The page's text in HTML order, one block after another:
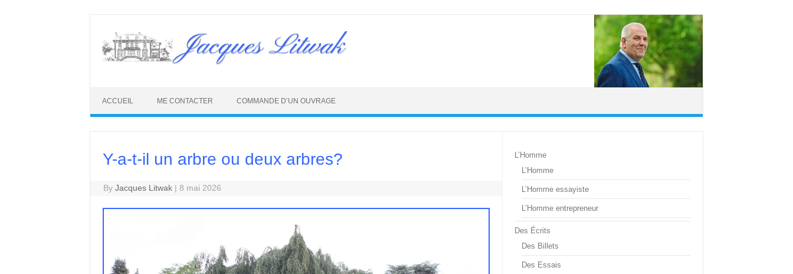
content
Jacques Litwak
ACCUEIL ME CONTACTER COMMANDE D’UN OUVRAGE
Y-a-t-il un arbre ou deux arbres?
ByJacques Litwak | 8 mai 2026
L’Homme
L’Homme
L’Homme essayiste
L’Homme entrepreneur
Des Écrits
Des Billets
Des Essais